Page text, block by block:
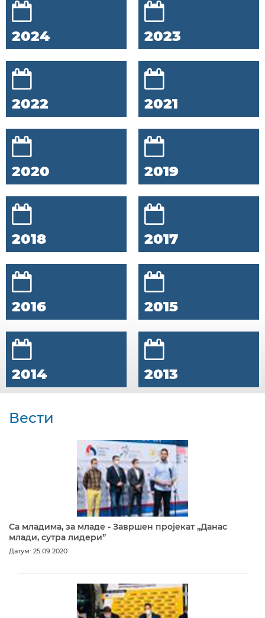
2024 2023
2022 2021
2020 2019
2018 2017
2016 2015
2014 2013
Вести
Са младима, за младе - Завршен пројекат „Данас
млади, сутра лидери”
Датум: 25.09.2020